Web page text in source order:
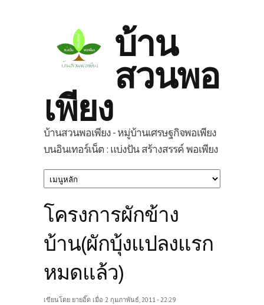
บ้าน
สวนพอ
เพียง
บ้านสวนพอเพียง - หมู่บ้านเศรษฐกิจพอเพียง
บนอินเทอร์เน็ต : แบ่งปัน สร้างสรรค์ พอเพียง
โครงการผักข้าง
บ้าน(ผักบุ้งแปลงแรก
หมดแล้ว)
เขียนโดย ยายอิ๊ด เมื่อ 2 กุมภาพันธ์, 2011 - 22:29